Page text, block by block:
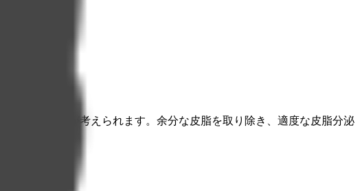
が起こる事が考えられます。余分な皮脂を取り除き、適度な皮脂分泌